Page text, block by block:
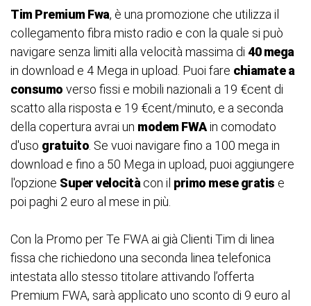
Tim Premium Fwa, è una promozione che utilizza il
collegamento fibra misto radio e con la quale si può
navigare senza limiti alla velocità massima di 40 mega
in download e 4 Mega in upload. Puoi fare chiamate a
consumo verso fissi e mobili nazionali a 19 €cent di
scatto alla risposta e 19 €cent/minuto, e a seconda
della copertura avrai un modem FWAin comodato
d'uso gratuito . Se vuoi navigare fino a 100 mega in
download e fino a 50 Mega in upload, puoi aggiungere
l'opzione Super velocità con il primo mese gratis e
poi paghi 2 euro al mese in più.
Con la Promo per Te FWA ai già Clienti Tim di linea
fissa che richiedono una seconda linea telefonica
intestata allo stesso titolare attivando l’offerta
Premium FWA, sarà applicato uno sconto di 9 euro al